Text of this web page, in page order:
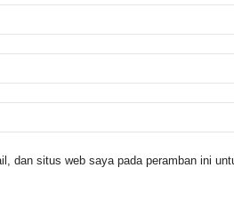
dan situs web saya pada peramban ini